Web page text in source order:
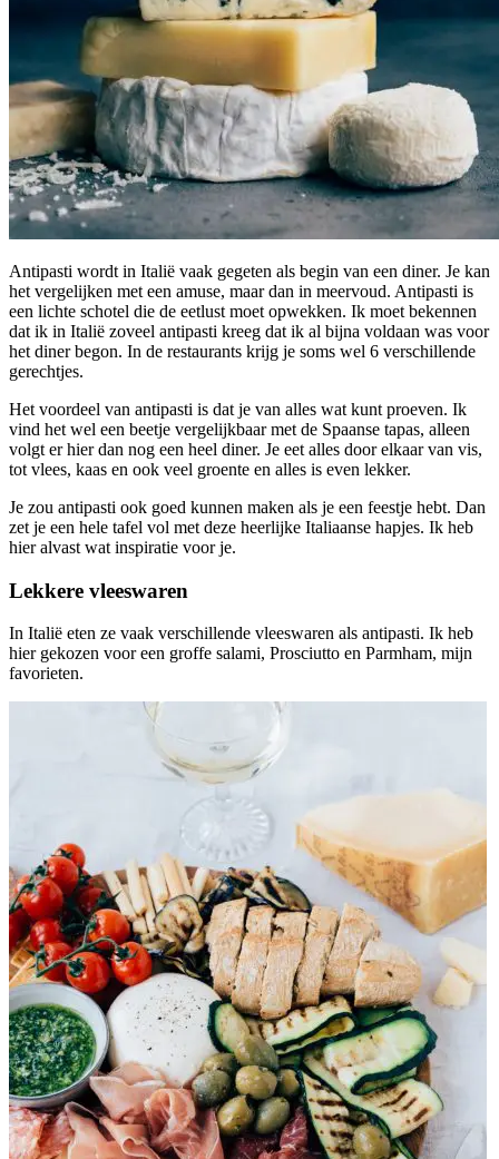
Antipasti wordt in Italië vaak gegeten als begin van een diner. Je kan
het vergelijken met een amuse, maar dan in meervoud. Antipasti is
een lichte schotel die de eetlust moet opwekken. Ik moet bekennen
dat ik in Italië zoveel antipasti kreeg dat ik al bijna voldaan was voor
het diner begon. In de restaurants krijg je soms wel 6 verschillende
gerechtjes.
Het voordeel van antipasti is dat je van alles wat kunt proeven. Ik
vind het wel een beetje vergelijkbaar met de Spaanse tapas, alleen
volgt er hier dan nog een heel diner. Je eet alles door elkaar van vis,
tot vlees, kaas en ook veel groente en alles is even lekker.
Je zou antipasti ook goed kunnen maken als je een feestje hebt. Dan
zet je een hele tafel vol met deze heerlijke Italiaanse hapjes. Ik heb
hier alvast wat inspiratie voor je.
Lekkere vleeswaren
In Italië eten ze vaak verschillende vleeswaren als antipasti. Ik heb
hier gekozen voor een groffe salami, Prosciutto en Parmham, mijn
favorieten.